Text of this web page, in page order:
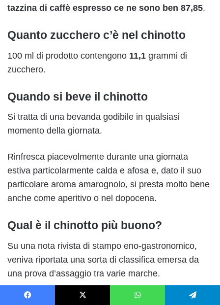
tazzina di caffè espresso ce ne sono ben 87,85.
Quanto zucchero c’è nel chinotto
100 ml di prodotto contengono 11,1 grammi di
zucchero.
Quando si beve il chinotto
Si tratta di una bevanda godibile in qualsiasi
momento della giornata.
Rinfresca piacevolmente durante una giornata
estiva particolarmente calda e afosa e, dato il suo
particolare aroma amarognolo, si presta molto bene
anche come aperitivo o nel dopocena.
Qual è il chinotto più buono?
Su una nota rivista di stampo eno-gastronomico,
veniva riportata una sorta di classifica emersa da
una prova d’assaggio tra varie marche.